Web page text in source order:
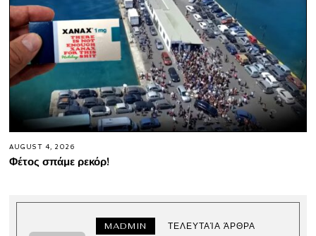
AUGUST 4, 2026
Φέτος σπάμε ρεκόρ!
MADMIN ΤΕΛΕΥΤΑΊΑ ΆΡΘΡΑ